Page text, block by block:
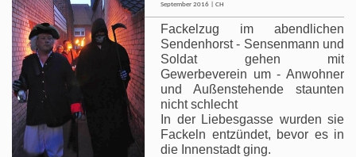
September 2016 | CH
Fackelzug im abendlichen
Sendenhorst - Sensenmann und
Soldat gehen mit
Gewerbeverein um - Anwohner
und Außenstehende staunten
nicht schlecht
In der Liebesgasse wurden sie
Fackeln entzündet, bevor es in
die Innenstadt ging.